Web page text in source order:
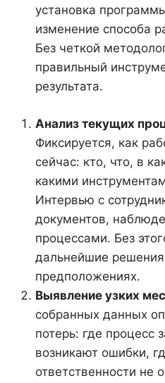
установка
изменение способа
Без четкой
правильный
результата.
Анализ текущих
Фиксируется, как
сейчас: кто, что, в
какими
Интервью с
документов,
процессами. Без
дальнейшие решения
предположениях.
Выявление узких
собранных данных
потерь: где процесс
возникают ошибки,
ответственности не